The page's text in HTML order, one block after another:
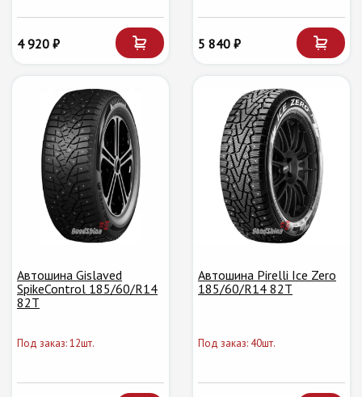
4 920 ₽ 5 840 ₽
Автошина Gislaved
SpikeControl 185/60/R14
82T
Под заказ: 12шт.
Автошина Pirelli Ice Zero
185/60/R14 82T
Под заказ: 40шт.